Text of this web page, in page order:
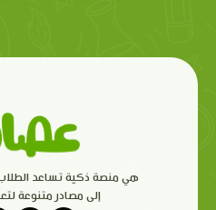
هي منصة ذكية تساعد
إلى مصادر متنوعة